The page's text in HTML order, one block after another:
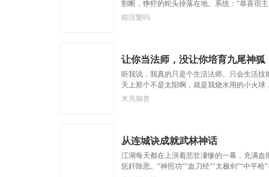
割断，狰狞的蛇头掉落在地。系统：“恭喜宿
是十年之后末世降临，妖气魔气入侵才变异
能涅槃吗
让你当法师，没让你培育九尾神狐
听我说，我真的只是个生活法师。只会生活
天上那个不是太阳啊，就是我烧水用的小火
活技能的小法师，契约喂养一只九尾神狐也
木兆御兽
从连城诀成就武林神话
江湖每天都在上演着悲壮凄惨的一幕，充满
惩奸除恶。“神照功”“血刀经”“太极剑”“中平